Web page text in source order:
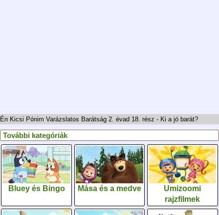
Én Kicsi Pónim Varázslatos Barátság 2. évad 18. rész - Ki a jó barát?
További kategóriák
Bluey és Bingo Mása és a medve
Umizoomi
rajzfilmek